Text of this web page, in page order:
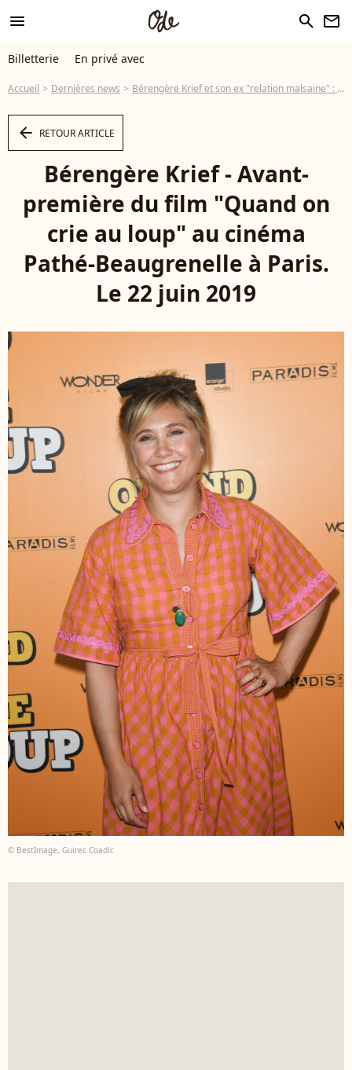
menu search newsletter
Billetterie En privé avec
Accueil Dernières news Bérengère Krief et son ex "relation malsaine" : "un tournant dans ma vie"
arrow_left RETOUR ARTICLE
Bérengère Krief - Avant-
première du film "Quand on
crie au loup" au cinéma
Pathé-Beaugrenelle à Paris.
Le 22 juin 2019
© BestImage, Guirec Coadic